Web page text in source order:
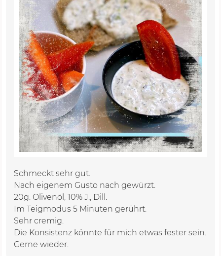
Schmeckt sehr gut.
Nach eigenem Gusto nach gewürzt.
20g. Olivenöl, 10% J., Dill.
Im Teigmodus 5 Minuten gerührt.
Sehr cremig.
Die Konsistenz könnte für mich etwas fester sein.
Gerne wieder.